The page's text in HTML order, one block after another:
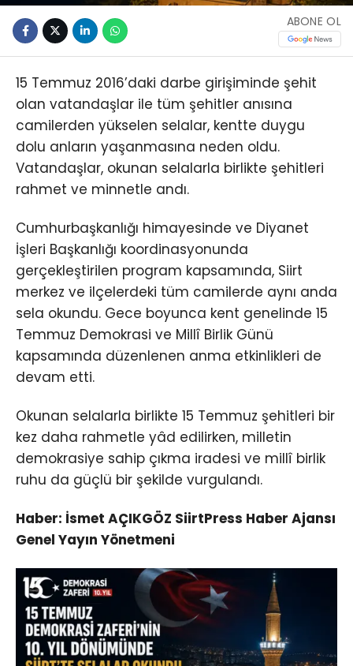
ABONE OL
15 Temmuz 2016’daki darbe girişiminde şehit
olan vatandaşlar ile tüm şehitler anısına
camilerden yükselen selalar, kentte duygu
dolu anların yaşanmasına neden oldu.
Vatandaşlar, okunan selalarla birlikte şehitleri
rahmet ve minnetle andı.
Cumhurbaşkanlığı himayesinde ve Diyanet
İşleri Başkanlığı koordinasyonunda
gerçekleştirilen program kapsamında, Siirt
merkez ve ilçelerdeki tüm camilerde aynı anda
sela okundu. Gece boyunca kent genelinde 15
Temmuz Demokrasi ve Millî Birlik Günü
kapsamında düzenlenen anma etkinlikleri de
devam etti.
Okunan selalarla birlikte 15 Temmuz şehitleri bir
kez daha rahmetle yâd edilirken, milletin
demokrasiye sahip çıkma iradesi ve millî birlik
ruhu da güçlü bir şekilde vurgulandı.
Haber: İsmet AÇIKGÖZ SiirtPress Haber Ajansı
Genel Yayın Yönetmeni